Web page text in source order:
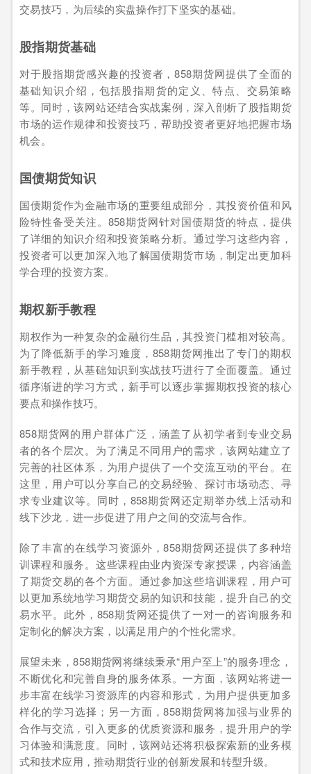
交易技巧，为后续的实盘操作打下坚实的基础。
股指期货基础
对于股指期货感兴趣的投资者，858期货网提供了全面的
基础知识介绍，包括股指期货的定义、特点、交易策略
等。同时，该网站还结合实战案例，深入剖析了股指期货
市场的运作规律和投资技巧，帮助投资者更好地把握市场
机会。
国债期货知识
国债期货作为金融市场的重要组成部分，其投资价值和风
险特性备受关注。858期货网针对国债期货的特点，提供
了详细的知识介绍和投资策略分析。通过学习这些内容，
投资者可以更加深入地了解国债期货市场，制定出更加科
学合理的投资方案。
期权新手教程
期权作为一种复杂的金融衍生品，其投资门槛相对较高。
为了降低新手的学习难度，858期货网推出了专门的期权
新手教程，从基础知识到实战技巧进行了全面覆盖。通过
循序渐进的学习方式，新手可以逐步掌握期权投资的核心
要点和操作技巧。
858期货网的用户群体广泛，涵盖了从初学者到专业交易
者的各个层次。为了满足不同用户的需求，该网站建立了
完善的社区体系，为用户提供了一个交流互动的平台。在
这里，用户可以分享自己的交易经验、探讨市场动态、寻
求专业建议等。同时，858期货网还定期举办线上活动和
线下沙龙，进一步促进了用户之间的交流与合作。
除了丰富的在线学习资源外，858期货网还提供了多种培
训课程和服务。这些课程由业内资深专家授课，内容涵盖
了期货交易的各个方面。通过参加这些培训课程，用户可
以更加系统地学习期货交易的知识和技能，提升自己的交
易水平。此外，858期货网还提供了一对一的咨询服务和
定制化的解决方案，以满足用户的个性化需求。
展望未来，858期货网将继续秉承“用户至上”的服务理念，
不断优化和完善自身的服务体系。一方面，该网站将进一
步丰富在线学习资源库的内容和形式，为用户提供更加多
样化的学习选择；另一方面，858期货网将加强与业界的
合作与交流，引入更多的优质资源和服务，提升用户的学
习体验和满意度。同时，该网站还将积极探索新的业务模
式和技术应用，推动期货行业的创新发展和转型升级。